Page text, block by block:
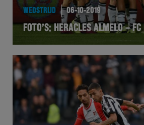
EXCHER
HERTEL
Natuurgras
Wedstrijd
WEDSTRIJD 06-10-2019
FOTO’S: HERACLES ALMELO – FC